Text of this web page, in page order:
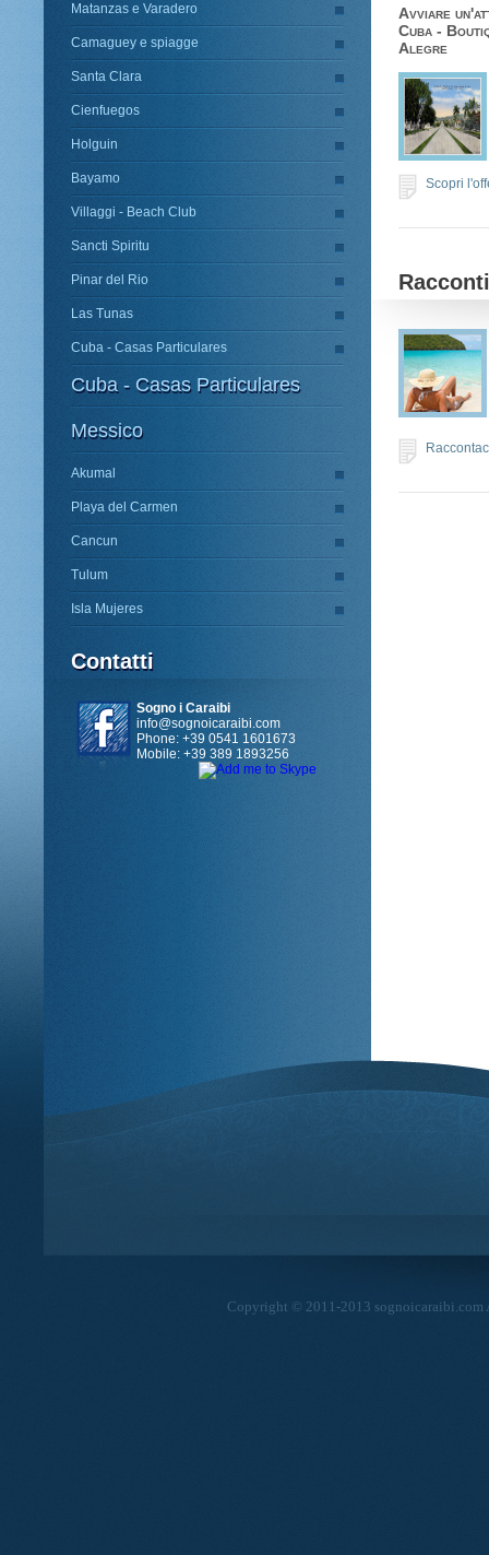
Matanzas e Varadero
Camaguey e spiagge
Santa Clara
Cienfuegos
Holguin
Bayamo
Villaggi - Beach Club
Sancti Spiritu
Pinar del Rio
Las Tunas
Cuba - Casas Particulares
Cuba - Casas Particulares
Messico
Akumal
Playa del Carmen
Cancun
Tulum
Isla Mujeres
Contatti
Sogno i Caraibi
info@sognoicaraibi.com
Phone: +39 0541 1601673
Mobile: +39 389 1893256
Avviare
Cuba -
Alegre
Scopri
Racconti
Copyright © 2011-2013 sognoicaraibi.com